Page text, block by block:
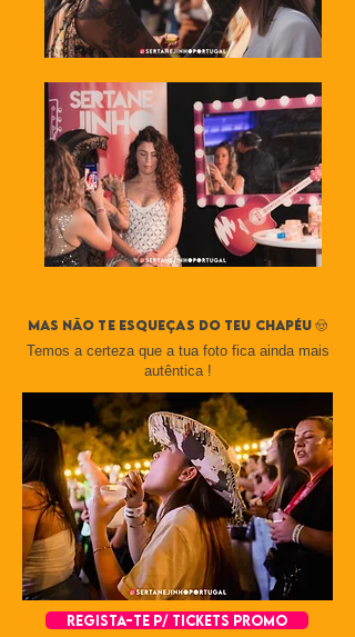
mas não te esqueças do teu chapéu 🤠
Temos a certeza que a tua foto fica ainda mais
autêntica !
REGISTA-TE P/ TICKETS PROMO